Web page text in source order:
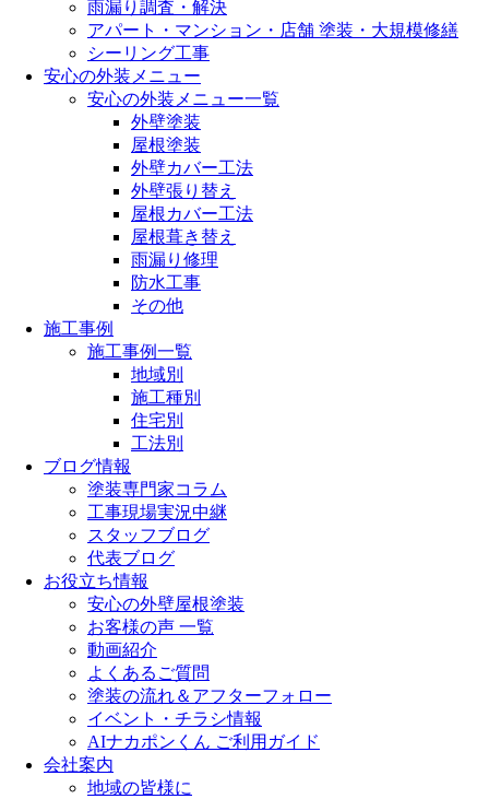
雨漏り調査・解決
アパート・マンション・店舗 塗装・大規模修繕
シーリング工事
安心の外装メニュー
安心の外装メニュー一覧
外壁塗装
屋根塗装
外壁カバー工法
外壁張り替え
屋根カバー工法
屋根葺き替え
雨漏り修理
防水工事
その他
施工事例
施工事例一覧
地域別
施工種別
住宅別
工法別
ブログ情報
塗装専門家コラム
工事現場実況中継
スタッフブログ
代表ブログ
お役立ち情報
安心の外壁屋根塗装
お客様の声 一覧
動画紹介
よくあるご質問
塗装の流れ＆アフターフォロー
イベント・チラシ情報
AIナカポンくん ご利用ガイド
会社案内
地域の皆様に